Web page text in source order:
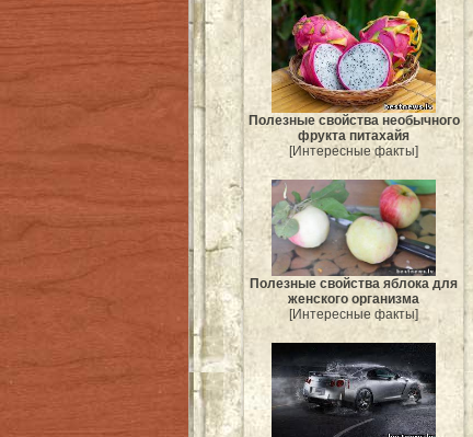
Полезные свойства необычного
фрукта питахайя
[Интересные факты]
Полезные свойства яблока для
женского организма
[Интересные факты]